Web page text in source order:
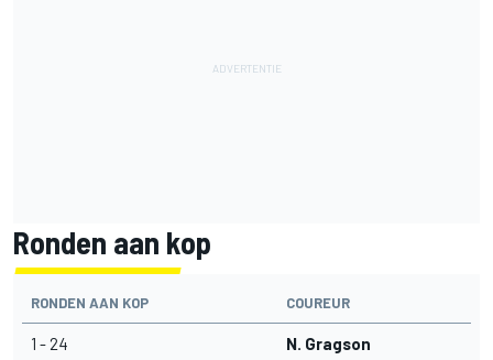
Ronden aan kop
RONDEN AAN KOP COUREUR
1 - 24 N. Gragson